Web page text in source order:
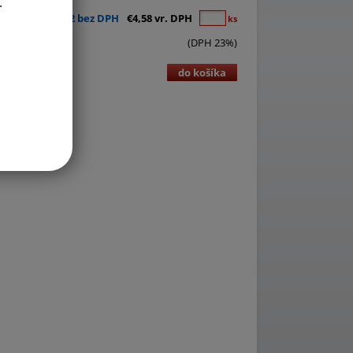
€3,72 bez DPH €4,58 vr. DPH ks
(DPH 23%)
do košíka